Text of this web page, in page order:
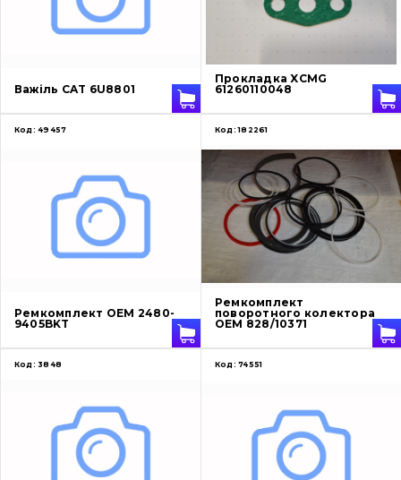
Важіль CAT 6U8801
Прокладка XCMG
61260110048
Код: 49457
Ремкомплект OEM 2480-
9405BKT
Код: 182261
Ремкомплект
поворотного колектора
OEM 828/10371
Код: 3848 Код: 74551